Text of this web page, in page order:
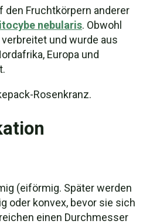
den Fruchtkörpern anderer
nebularis. Obwohl
und wurde aus
Europa und
Rosenkranz.
(eiförmig. Später werden
oder konvex, bevor sie sich
einen Durchmesser